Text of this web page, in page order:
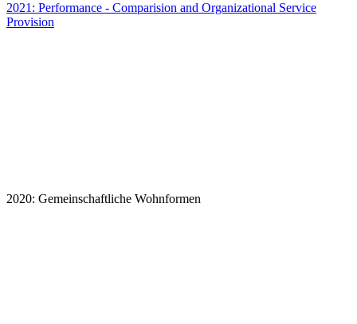
2021: Performance - Comparision and Organizational Service
Provision
2020: Gemeinschaftliche Wohnformen